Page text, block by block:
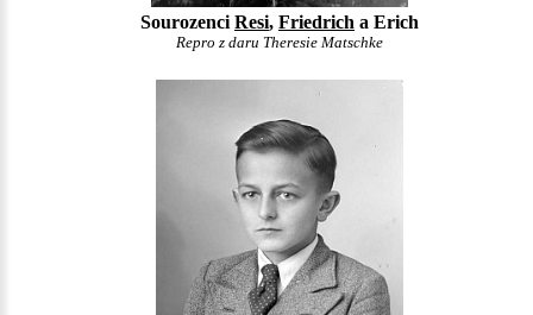
Sourozenci Resi, Friedrich a Erich
Repro z daru Theresie Matschke